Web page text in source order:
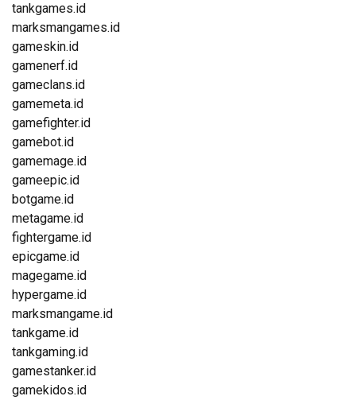
tankgames.id
marksmangames.id
gameskin.id
gamenerf.id
gameclans.id
gamemeta.id
gamefighter.id
gamebot.id
gamemage.id
gameepic.id
botgame.id
metagame.id
fightergame.id
epicgame.id
magegame.id
hypergame.id
marksmangame.id
tankgame.id
tankgaming.id
gamestanker.id
gamekidos.id